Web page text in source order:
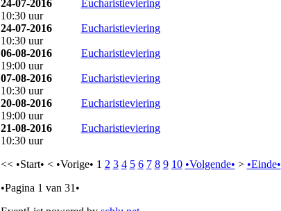
24-07-2016
10:30 uur
Eucharistieviering
24-07-2016
10:30 uur
Eucharistieviering
06-08-2016
19:00 uur
Eucharistieviering
07-08-2016
10:30 uur
Eucharistieviering
20-08-2016
19:00 uur
Eucharistieviering
21-08-2016
10:30 uur
Eucharistieviering
<< •Start• < •Vorige• 1 2 3 4 5 6 7 8 9 10 •Volgende• > •Einde•
•Pagina 1 van 31•